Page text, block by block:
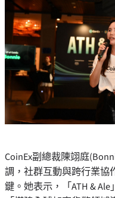
CoinEx副總裁陳翊庭(
調，社群互動與跨行業協
鍵。她表示，「ATH &